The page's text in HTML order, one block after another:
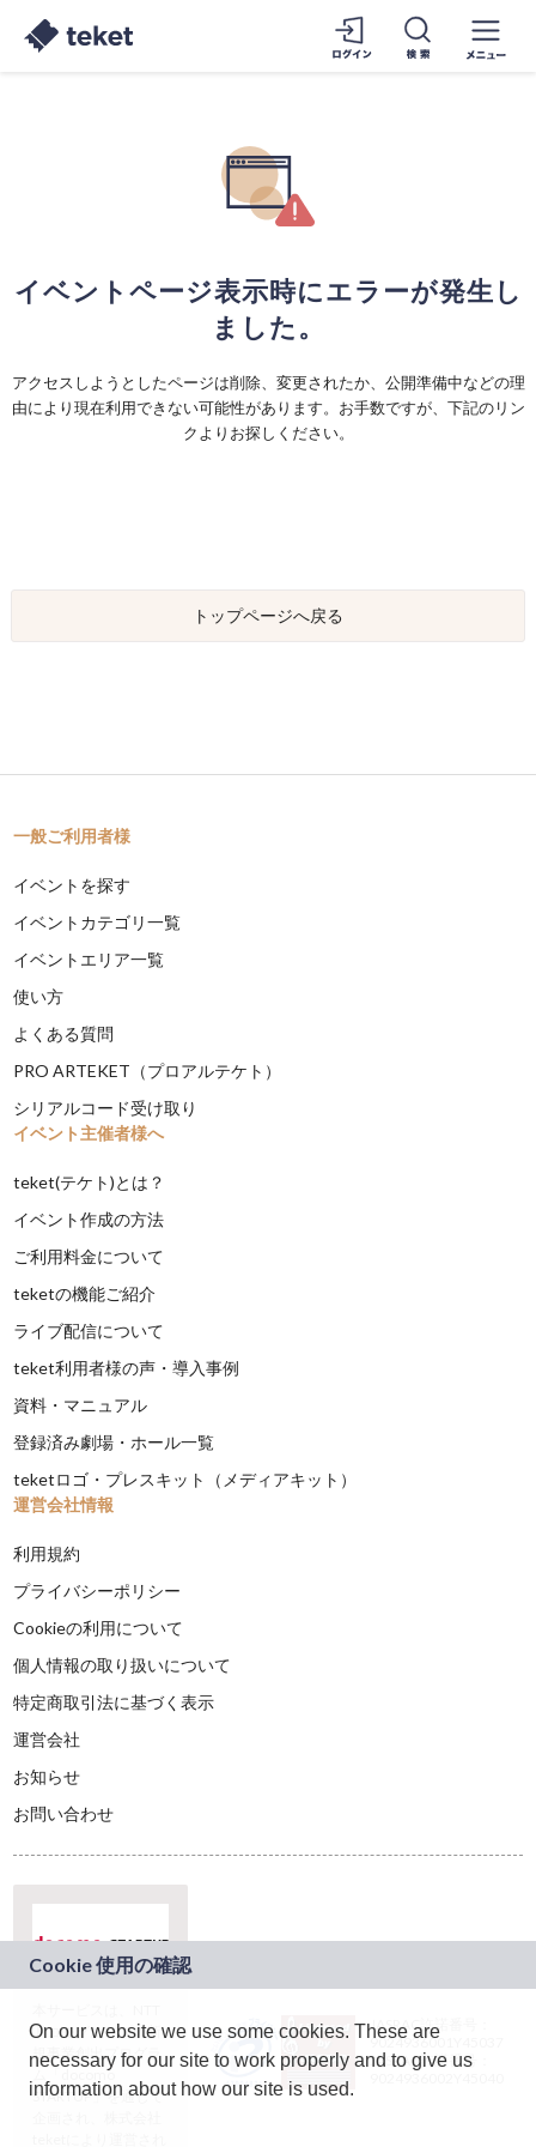
イベントページ表示時にエラーが発生し
ました。
アクセスしようとしたページは削除、変更されたか、公開準備中などの理
由により現在利用できない可能性があります。お手数ですが、下記のリン
クよりお探しください。
トップページへ戻る
一般ご利用者様
イベントを探す
イベントカテゴリ一覧
イベントエリア一覧
使い方
よくある質問
PRO ARTEKET（プロアルテケト）
シリアルコード受け取り
イベント主催者様へ
teket(テケト)とは？
イベント作成の方法
ご利用料金について
teketの機能ご紹介
ライブ配信について
teket利用者様の声・導入事例
資料・マニュアル
登録済み劇場・ホール一覧
teketロゴ・プレスキット（メディアキット）
運営会社情報
利用規約
プライバシーポリシー
Cookieの利用について
個人情報の取り扱いについて
特定商取引法に基づく表示
運営会社
お知らせ
お問い合わせ
ドコモグループの新
規事業創出プログラ
ム「docomo
STARTUP」を通じて
JASRAC許諾番号：
9024936001Y45037
JASRAC許諾番号：
On our website we use some cookies. These are
necessary for our site to work properly and to give us
information about how our site is used.